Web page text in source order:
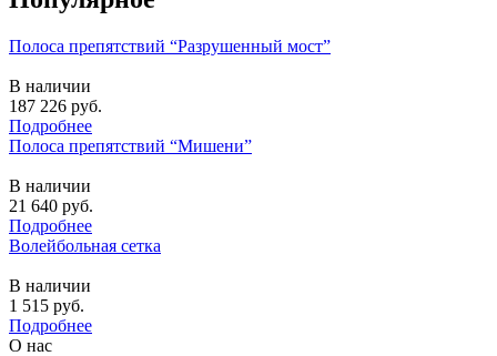
Полоса препятствий “Разрушенный мост”
В наличии
187 226 руб.
Подробнее
Полоса препятствий “Мишени”
В наличии
21 640 руб.
Подробнее
Волейбольная сетка
В наличии
1 515 руб.
Подробнее
О нас